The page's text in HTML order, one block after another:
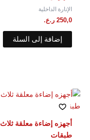
الإنارة الداخلية
250,0 ر.ع.
إضافة إلى السلة
أجهزه إضاءة معلقة ثلاث
طبقات